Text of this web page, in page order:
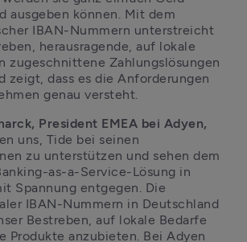
ausgeben können. Mit dem
IBAN-Nummern unterstreicht
herausragende, auf lokale
zugeschnittene Zahlungslösungen
zeigt, dass es die Anforderungen
genau versteht.
President EMEA bei Adyen,
uns, Tide bei seinen
zu unterstützen und sehen dem
as-a-Service-Lösung in
Spannung entgegen. Die
IBAN-Nummern in Deutschland
Bestreben, auf lokale Bedarfe
Produkte anzubieten. Bei Adyen